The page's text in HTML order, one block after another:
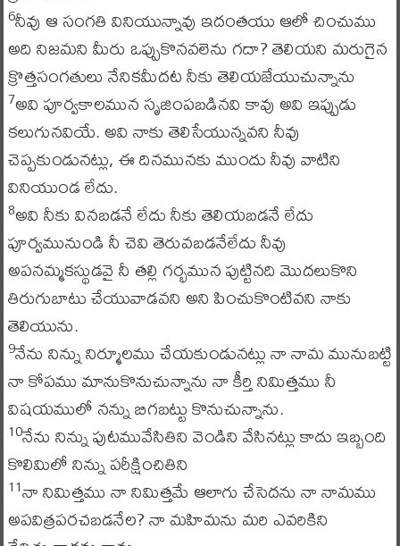
6నీవు ఆ సంగతి వినియున్నావు ఇదంతయు ఆలో చించుము
అది నిజమని మీరు ఒప్పుకొనవలెను గదా? తెలియని మరుగైన
క్రొత్తసంగతులు నేనికమీదట నీకు తెలియజేయుచున్నాను
7అవి పూర్వకాలమున సృజింపబడినవి కావు అవి ఇప్పుడు
కలుగునవియే. అవి నాకు తెలిసేయున్నవని నీవు
చెప్పకుండునట్లు, ఈ దినమునకు ముందు నీవు వాటిని
వినియుండ లేదు.
8అవి నీకు వినబడనే లేదు నీకు తెలియబడనే లేదు
పూర్వమునుండి నీ చెవి తెరువబడనేలేదు నీవు
అపనమ్మకస్థుడవై నీ తల్లి గర్భమున పుట్టినది మొదలుకొని
తిరుగుబాటు చేయువాడవని అని పించుకొంటివని నాకు
తెలియును.
9నేను నిన్ను నిర్మూలము చేయకుండునట్లు నా నామ మునుబట్టి
నా కోపము మానుకొనుచున్నాను నా కీర్తి నిమిత్తము నీ
విషయములో నన్ను బిగబట్టు కొనుచున్నాను.
10నేను నిన్ను పుటమువేసితిని వెండిని వేసినట్లు కాదు ఇబ్బంది
కొలిమిలో నిన్ను పరీక్షించితిని
11నా నిమిత్తము నా నిమిత్తమే ఆలాగు చేసెదను నా నామము
అపవిత్రపరచబడనేల? నా మహిమను మరి ఎవరికిని